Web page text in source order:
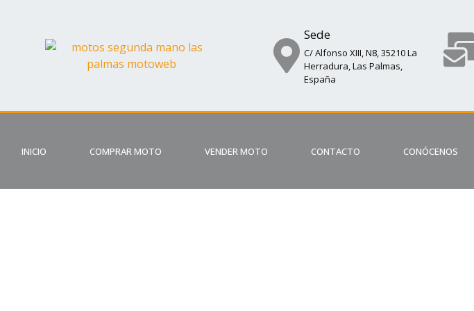
Sede
C/ Alfonso XIII, N8, 35210 La
Herradura, Las Palmas,
España
INICIO COMPRAR MOTO VENDER MOTO CONTACTO CONÓCENOS